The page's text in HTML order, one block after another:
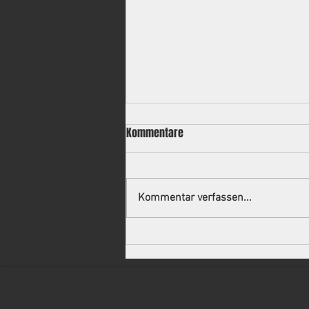
Neuer Trainer für die 2.
Mannschaft
Kommentare
Kommentar verfassen...